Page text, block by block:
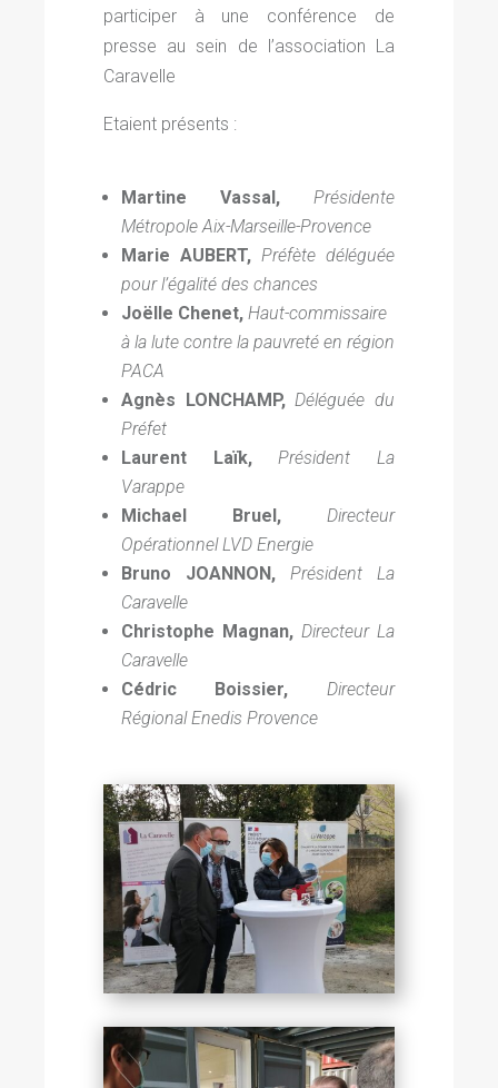
participer à une conférence de
presse au sein de l’association La
Caravelle
Etaient présents :
Martine Vassal,
Présidente
Métropole Aix-Marseille-Provence
Marie AUBERT,Préfète déléguée
pour l’égalité des chances
Joëlle Chenet, Haut-commissaire
à la lute contre la pauvretéen région
PACA
Agnès LONCHAMP,Déléguée du
Préfet
Laurent Laïk,Président La
Varappe
Michael Bruel,Directeur
Opérationnel LVD Energie
Bruno JOANNON,Président La
Caravelle
Christophe Magnan,Directeur La
Caravelle
Cédric Boissier,Directeur
Régional Enedis Provence